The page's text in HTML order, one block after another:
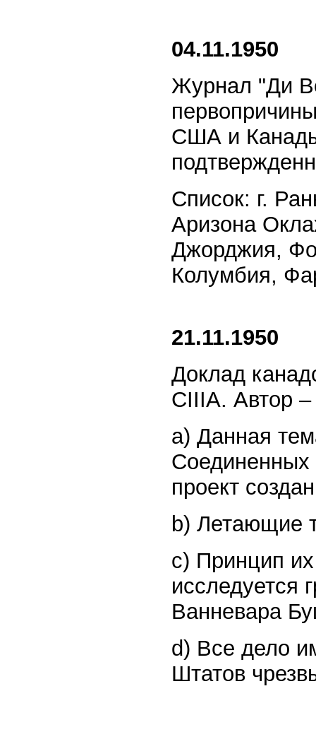
04.11.1950
Журнал "Ди
США и
Список: г.
Аризона
Джорджия,
Колумбия,
21.11.1950
Доклад
CIIIA. Автор
a) Данная
Соединенных
проект
b) Летающие
c) Принцип
исследуется
Ванневара
d) Все дело
Штатов